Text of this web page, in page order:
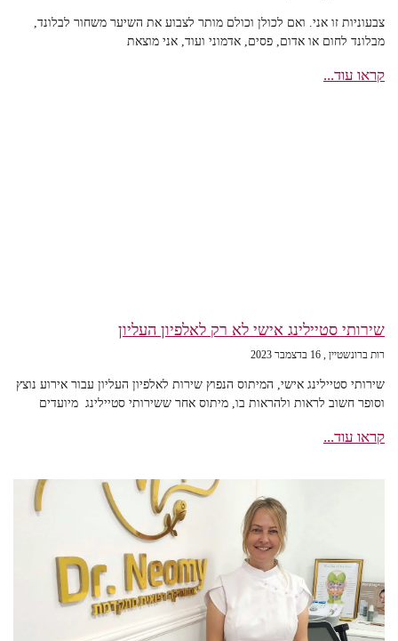
צבעוניות זו אני. ואם לכולן וכולם מותר לצבוע את השיער משחור לבלונד,
מבלונד לחום או אדום, פסים, אדמוני ועוד, אני מוצאת
קראו עוד...
שירותי סטיילינג אישי לא רק לאלפיון העליון
רות ברונשטיין 16 בדצמבר 2023
שירותי סטיילינג אישי, המיתוס הנפוץ שירות לאלפיון העליון עבור אירוע נוצץ
וסופר חשוב לראות ולהראות בו, מיתוס אחר ששירותי סטיילינג מיועדים
קראו עוד...